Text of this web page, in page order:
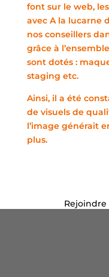
font sur le web,
avec A la lucarne
nos conseillers
grâce à
sont dotés :
staging etc.
Ainsi, il a été
de visuels de
l’image générait
plus.